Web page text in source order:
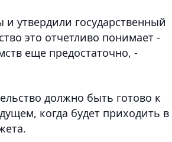
утвердили государственный
это отчетливо понимает -
еще предостаточно, -
должно быть готово к
когда будет приходить в